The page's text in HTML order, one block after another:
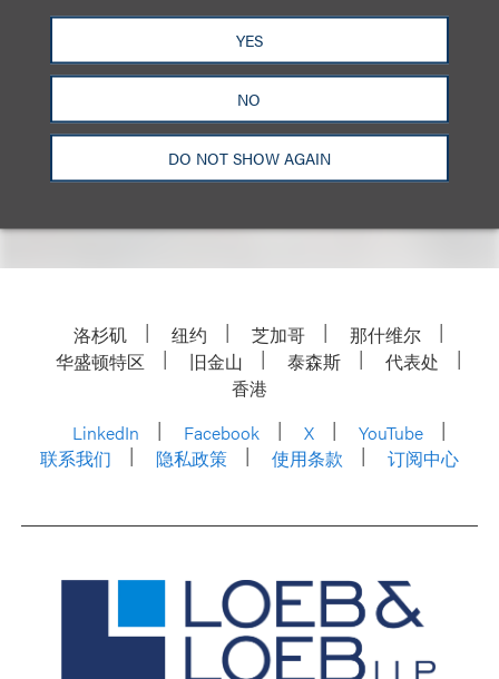
YES
NO
DO NOT SHOW AGAIN
Senior Counsel
+1.212.407.4128
洛杉矶 纽约 芝加哥
那什维尔
华盛顿特区
旧金山 泰森斯
代表处
香港
LinkedIn
Facebook X
YouTube
联系我们
隐私政策 使用条款 订阅中心